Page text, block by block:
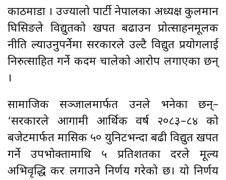
काठमाडौँ । उज्यालो पार्टी नेपालका अध्यक्ष कुलमान
घिसिङले विद्युतको खपत बढाउन प्रोत्साहनमूलक
नीति ल्याउनुपर्नेमा सरकारले उल्टै विद्युत प्रयोगलाई
निरुत्साहित गर्ने कदम चालेको आरोप लगाएका छन्
।
सामाजिक सञ्जालमार्फत उनले भनेका छन्–
‘सरकारले आगामी आर्थिक वर्ष २०८३–८४ को
बजेटमार्फत मासिक ५० युनिटभन्दा बढी विद्युत खपत
गर्ने उपभोक्तामाथि ५ प्रतिशतका दरले मूल्य
अभिवृद्धि कर लगाउने निर्णय गरेको छ। यो निर्णय